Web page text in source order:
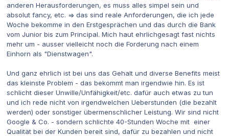
anderen Herausforderungen, es muss alles simpel sein und
absolut fancy, etc. => das sind reale Anforderungen, die ich jede
Woche bekomme in den Erstgesprächen und das durch die Bank
vom Junior bis zum Principal. Mich haut ehrlichgesagt fast nichts
mehr um - ausser vielleicht noch die Forderung nach einem
Einhorn als "Dienstwagen".
Und ganz ehrlich ist bei uns das Gehalt und diverse Benefits meist
das kleinste Problem - das bekommt man irgendwie hin. Es ist
schlicht dieser Unwille/Unfähigkeit/etc. dafür auch etwas zu tun
und ich rede nicht von irgendwelchen Ueberstunden (die bezahlt
werden) oder sonstiger übermenschlicher Leistung. Wir sind nicht
Google & Co. - sondern schlichte 40-Stunden Woche mit einer
Qualität bei der Kunden bereit sind, dafür zu bezahlen und nicht